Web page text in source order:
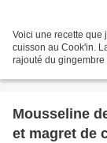
Voici une recette que
cuisson au Cook'in.
rajouté du
Mousseline
et magret de